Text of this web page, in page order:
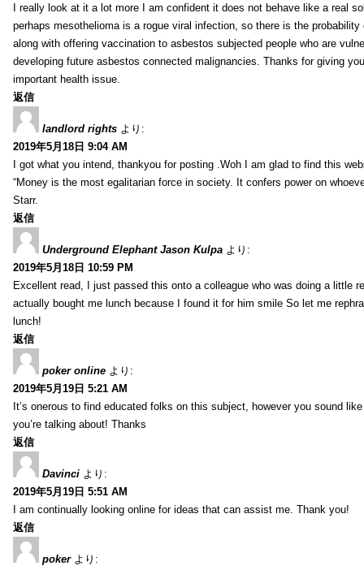
I really look at it a lot more I am confident it does not behave like a real
perhaps mesothelioma is a rogue viral infection, so there is the
along with offering vaccination to asbestos subjected people who are
developing future asbestos connected malignancies. Thanks for giving
important health issue.
返信
landlord rights より:
2019年5月18日 9:04 AM
I got what you intend, thankyou for posting .Woh I am glad to find this
“Money is the most egalitarian force in society. It confers power on
Starr.
返信
Underground Elephant Jason Kulpa より:
2019年5月18日 10:59 PM
Excellent read, I just passed this onto a colleague who was doing a little
actually bought me lunch because I found it for him smile So let me
lunch!
返信
poker online より:
2019年5月19日 5:21 AM
It’s onerous to find educated folks on this subject, however you sound
you’re talking about! Thanks
返信
Davinci より:
2019年5月19日 5:51 AM
I am continually looking online for ideas that can assist me. Thank you!
返信
poker より: